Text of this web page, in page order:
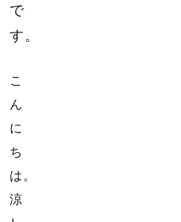
で
す。
こ
ん
に
ち
は。
涼